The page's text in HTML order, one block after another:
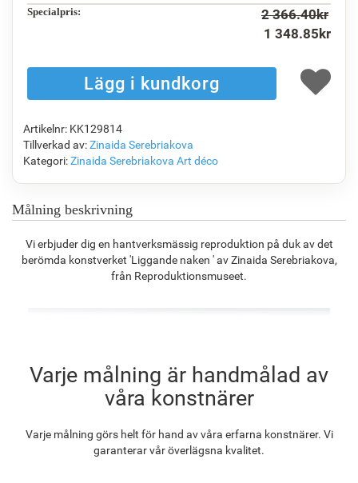
F7034-296 F6731-224
1 388.64 1 388.64
1 287.95kr 1 000.27kr 1 442.11kr 1 298.16kr
Specialpris: 2 366.40kr
1 348.85 kr
Artikelnr: KK129814
Tillverkad av:Zinaida Serebriakova
Kategori:Zinaida Serebriakova Art déco
Målning beskrivning
Vi erbjuder dig en hantverksmässig reproduktion på duk av det
berömda konstverket 'Liggande naken ' av Zinaida Serebriakova,
från Reproduktionsmuseet.
Varje målning är handmålad av
våra konstnärer
Varje målning görs helt för hand av våra erfarna konstnärer. Vi
garanterar vår överlägsna kvalitet.